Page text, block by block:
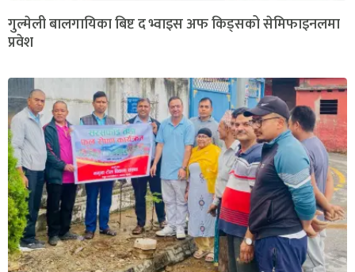
गुल्मेली बालगायिका बिष्ट द भ्वाइस अफ किड्सको सेमिफाइनलमा
प्रवेश